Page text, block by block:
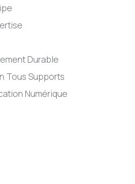
Durable
Tous Supports
Numérique